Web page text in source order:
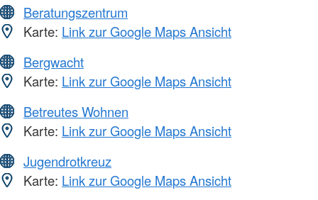
Beratungszentrum
Karte: Link zur Google Maps Ansicht
Bergwacht
Karte: Link zur Google Maps Ansicht
Betreutes Wohnen
Karte: Link zur Google Maps Ansicht
Jugendrotkreuz
Karte: Link zur Google Maps Ansicht